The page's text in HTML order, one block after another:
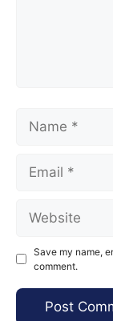
Save my name,
comment.